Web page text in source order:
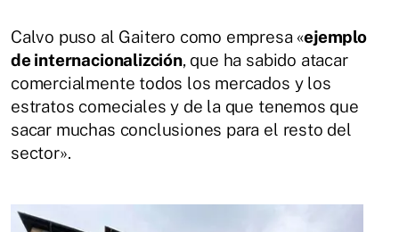
Calvo puso al Gaitero como empresa «ejemplo
de internacionalizción, que ha sabido atacar
comercialmente todos los mercados y los
estratos comeciales y de la que tenemos que
sacar muchas conclusiones para el resto del
sector».